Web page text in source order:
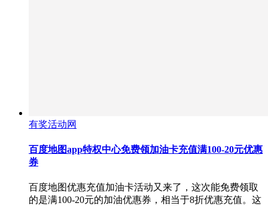
有奖活动网
百度地图app特权中心免费领加油卡充值满100-20元优惠
券
百度地图优惠充值加油卡活动又来了，这次能免费领取
的是满100-20元的加油优惠券，相当于8折优惠充值。这